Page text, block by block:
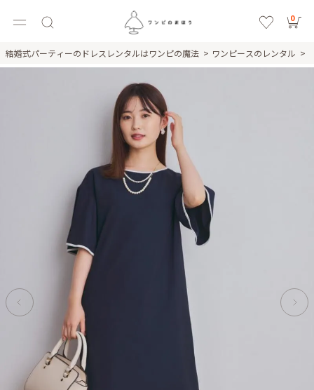
0
結婚式パーティーのドレスレンタルはワンピの魔法 ワンピースのレンタル